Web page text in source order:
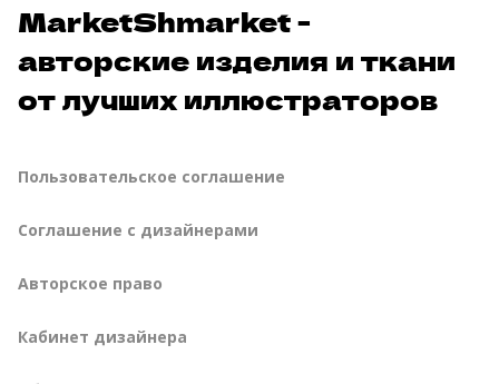
MarketShmarket -
авторские изделия и ткани
от лучших иллюстраторов
Пользовательское соглашение
Соглашение с дизайнерами
Авторское право
Кабинет дизайнера